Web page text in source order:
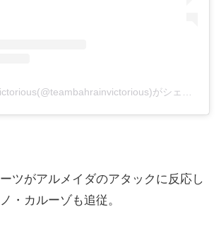
ツがアルメイダのアタックに反応し
・カルーゾも追従。